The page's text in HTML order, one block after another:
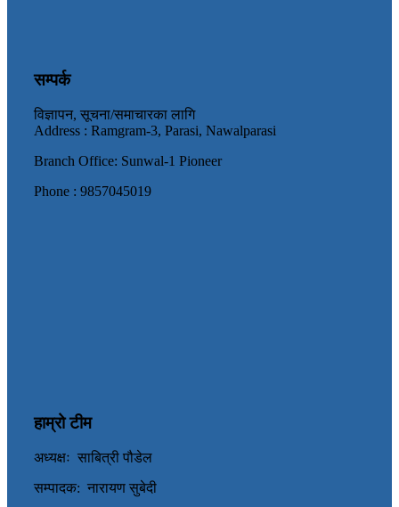
सम्पर्क
विज्ञापन, सूचना/समाचारका लागि
Address : Ramgram-3, Parasi, Nawalparasi
Branch Office: Sunwal-1 Pioneer
Phone : 9857045019
हाम्रो टीम
अध्यक्षः साबित्री पौडेल
सम्पादक: नारायण सुबेदी